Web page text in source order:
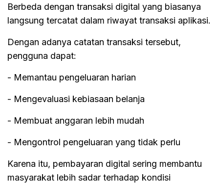
Berbeda dengan transaksi digital yang biasanya
langsung tercatat dalam riwayat transaksi aplikasi.
Dengan adanya catatan transaksi tersebut,
pengguna dapat:
- Memantau pengeluaran harian
- Mengevaluasi kebiasaan belanja
- Membuat anggaran lebih mudah
- Mengontrol pengeluaran yang tidak perlu
Karena itu, pembayaran digital sering membantu
masyarakat lebih sadar terhadap kondisi